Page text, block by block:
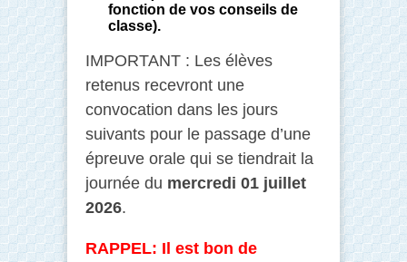
fonction de vos conseils de
classe).
IMPORTANT : Les élèves
retenus recevront une
convocation dans les jours
suivants pour le passage d’une
épreuve orale qui se tiendrait la
journée du mercredi 01 juillet
2026.
RAPPEL: Il est bon de